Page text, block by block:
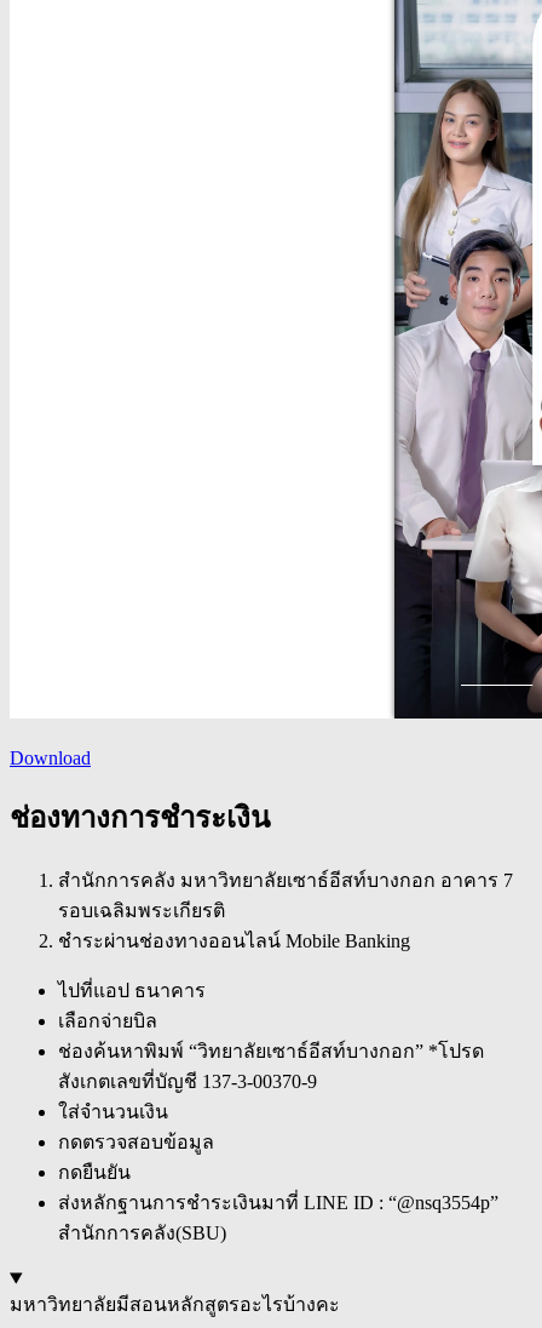
Download
ช่องทางการชำระเงิน
สำนักการคลัง มหาวิทยาลัยเซาธ์อีสท์บางกอก อาคาร 7
รอบเฉลิมพระเกียรติ
ชำระผ่านช่องทางออนไลน์ Mobile Banking
ไปที่แอป ธนาคาร
เลือกจ่ายบิล
ช่องค้นหาพิมพ์ “วิทยาลัยเซาธ์อีสท์บางกอก” *โปรด
สังเกตเลขที่บัญชี 137-3-00370-9
ใส่จำนวนเงิน
กดตรวจสอบข้อมูล
กดยืนยัน
ส่งหลักฐานการชำระเงินมาที่ LINE ID : “@nsq3554p”
สำนักการคลัง(SBU)
มหาวิทยาลัยมีสอนหลักสูตรอะไรบ้างคะ